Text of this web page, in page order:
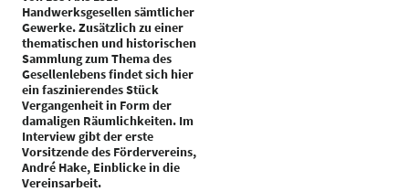
Handwerksgesellen sämtlicher
Gewerke. Zusätzlich zu einer
thematischen und historischen
Sammlung zum Thema des
Gesellenlebens findet sich hier
ein faszinierendes Stück
Vergangenheit in Form der
damaligen Räumlichkeiten. Im
Interview gibt der erste
Vorsitzende des Fördervereins,
André Hake, Einblicke in die
Vereinsarbeit.